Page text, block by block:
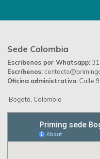
Sede Colombia
Escríbenos por Whatsapp:
Escríbenos:
Oficina administrativa: Calle
Bogotá, Colombia